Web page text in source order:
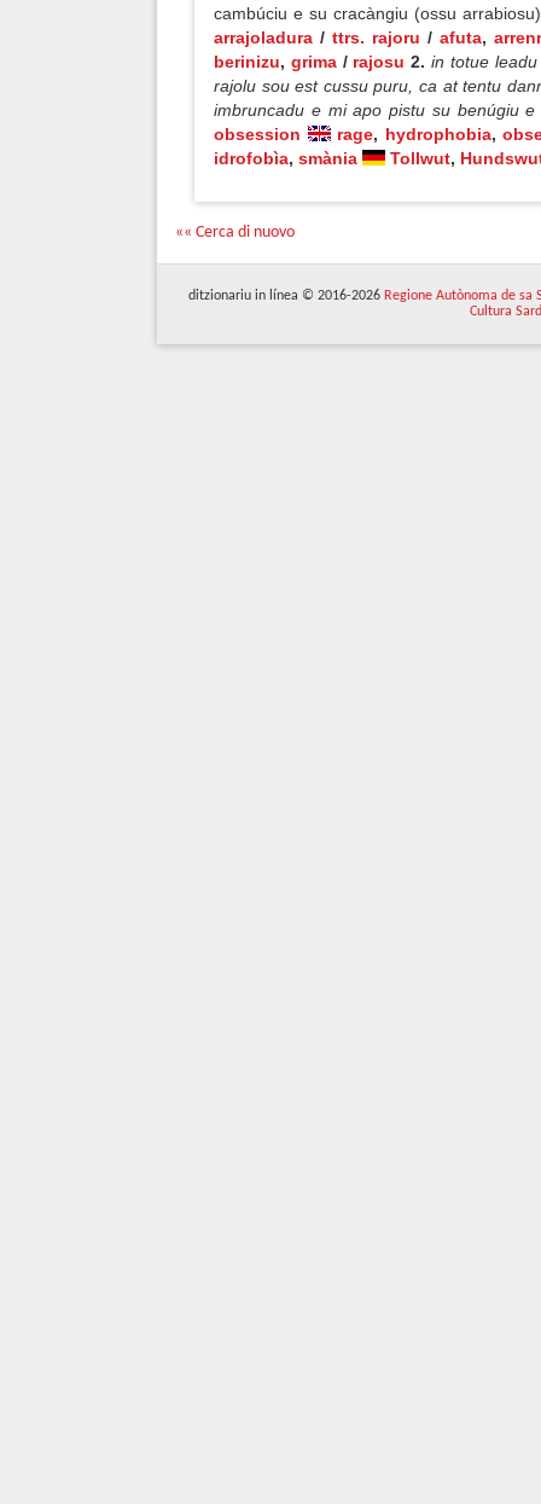
cambúciu e su cracàngiu (ossu
arrajoladura / ttrs. rajoru / afuta,
berinizu, grima / rajosu 2.in totue
rajolu sou est cussu puru, ca at tentu
imbruncadu e mi apo pistu su benúgiu
obsession
rage, hydrophobia,
idrofobìa, smània Tollwut,
«« Cerca di nuovo
ditzionariu in línea © 2016-2026 Regione Autònoma de sa
Cultura